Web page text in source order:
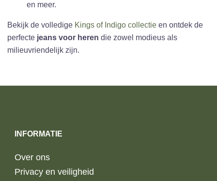
en meer.
Bekijk de volledige Kings of Indigo collectie en ontdek de
perfecte jeans voor heren die zowel modieus als
milieuvriendelijk zijn.
INFORMATIE
Over ons
Privacy en veiligheid